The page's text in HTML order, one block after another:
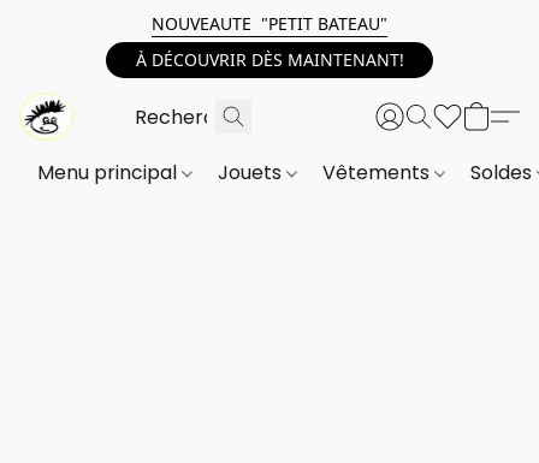
NOUVEAUTE "PETIT BATEAU"
À DÉCOUVRIR DÈS MAINTENANT!
Menu principal Jouets Vêtements Soldes